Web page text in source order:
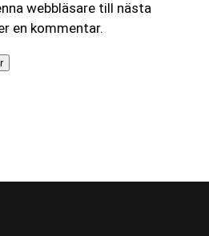
webbläsare till nästa
en kommentar.